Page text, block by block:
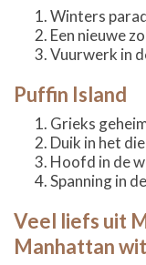
Winters
Een nieuwe
Vuurwerk in
Puffin Island
Grieks
Duik in het
Hoofd in de
Spanning in
Veel liefs uit
Manhattan